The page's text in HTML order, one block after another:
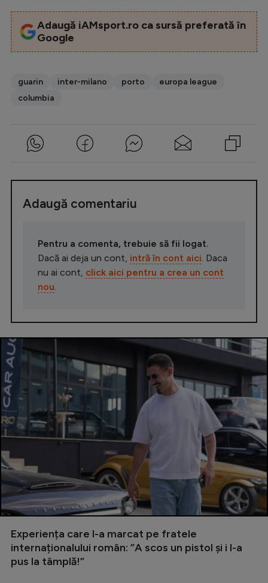
Adaugă iAMsport.ro ca sursă preferată în
Google
guarin inter-milano porto
europa league
columbia
Adaugă comentariu
Pentru a comenta, trebuie să fii logat.
Dacă ai deja un cont, intră în cont aici. Daca
nu ai cont, click aici pentru a crea un cont
nou.
Experiența care l-a marcat pe fratele
internaționalului român: ”A scos un pistol și i l-a
pus la tâmplă!”